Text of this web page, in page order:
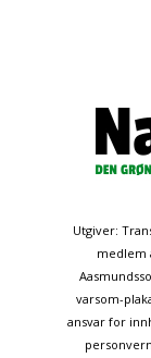
Utgiver:
medlem
varsom-
ansvar for